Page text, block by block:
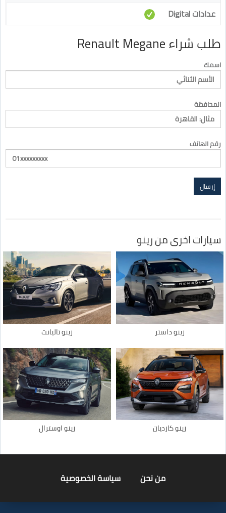
عدادات Digital
طلب شراء Renault Megane
اسمك
المحافظة
رقم الهاتف
سيارات اخرى منرينو
رينو داستر رينو تاليانت
رينو كارديان رينو اوسترال
من نحن سياسة الخصوصية